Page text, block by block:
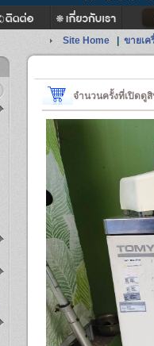
Site Home| ขายเค
จำนวนครั้งที่เปิดดู